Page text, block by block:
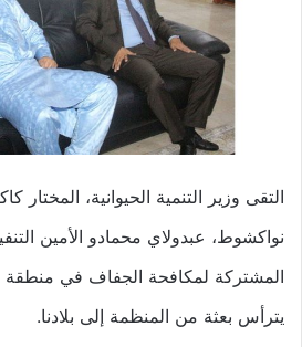
التقى وزير التنمية الحيوانية، المختار
نواكشوط، عبدولاي محمادو الأمين
المشتركة لمكافحة الجفاف في
يترأس بعثة من المنظمة إلى بلادنا.